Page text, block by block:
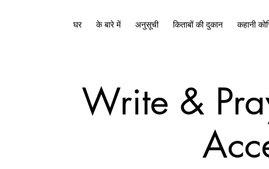
घर के बारे में अनुसूची किताबों की दुकान कहानी
Write &